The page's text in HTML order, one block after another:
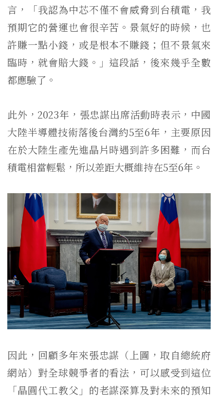
言，「我認為中芯不僅不會威脅到台積電，我
預期它的營運也會很辛苦。景氣好的時候，也
許賺一點小錢，或是根本不賺錢；但不景氣來
臨時，就會賠大錢。」這段話，後來幾乎全數
都應驗了。
此外，2023年，張忠謀出席活動時表示，中國
大陸半導體技術落後台灣約5至6年，主要原因
在於大陸生產先進晶片時遇到許多困難，而台
積電相當輕鬆，所以差距大概維持在5至6年。
因此，回顧多年來張忠謀（上圖，取自總統府
網站）對全球競爭者的看法，可以感受到這位
「晶圓代工教父」的老謀深算及對未來的預知